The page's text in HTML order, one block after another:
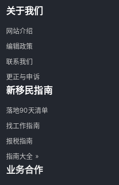
关于我们
网站介绍
编辑政策
联系我们
更正与申诉
新移民指南
落地90天清单
找工作指南
报税指南
指南大全 »
业务合作